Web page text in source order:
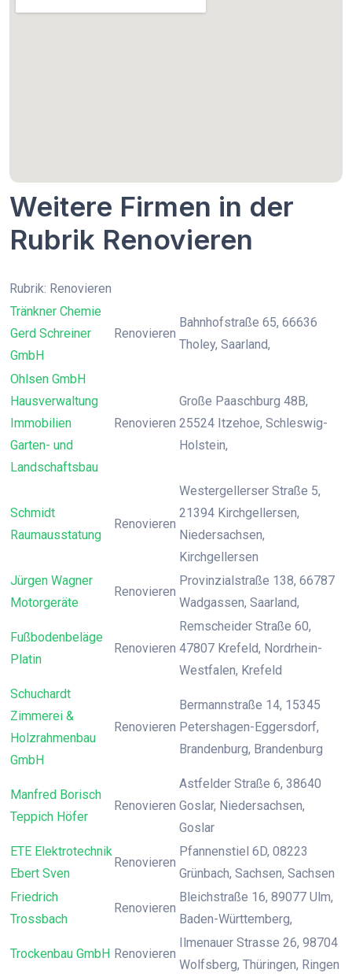
Weitere Firmen in der
Rubrik Renovieren
Rubrik: Renovieren
Tränkner Chemie
Gerd Schreiner
GmbH
Renovieren
Bahnhofstraße 65, 66636
Tholey, Saarland,
Ohlsen GmbH
Hausverwaltung
Immobilien
Garten- und
Landschaftsbau
Renovieren
Große Paaschburg 48B,
25524 Itzehoe, Schleswig-
Holstein,
Schmidt
Raumausstatung
Renovieren
Westergellerser Straße 5,
21394 Kirchgellersen,
Niedersachsen,
Kirchgellersen
Jürgen Wagner
Motorgeräte
Renovieren
Provinzialstraße 138, 66787
Wadgassen, Saarland,
Fußbodenbeläge
Platin
Renovieren
Remscheider Straße 60,
47807 Krefeld, Nordrhein-
Westfalen, Krefeld
Schuchardt
Zimmerei &
Holzrahmenbau
GmbH
Renovieren
Bermannstraße 14, 15345
Petershagen-Eggersdorf,
Brandenburg, Brandenburg
Manfred Borisch
Teppich Höfer
Renovieren
Astfelder Straße 6, 38640
Goslar, Niedersachsen,
Goslar
ETE Elektrotechnik
Ebert Sven
Renovieren
Pfannenstiel 6D, 08223
Grünbach, Sachsen, Sachsen
Friedrich
Trossbach
Renovieren
Bleichstraße 16, 89077 Ulm,
Baden-Württemberg,
Trockenbau GmbH Renovieren
Ilmenauer Strasse 26, 98704
Wolfsberg, Thüringen, Ringen